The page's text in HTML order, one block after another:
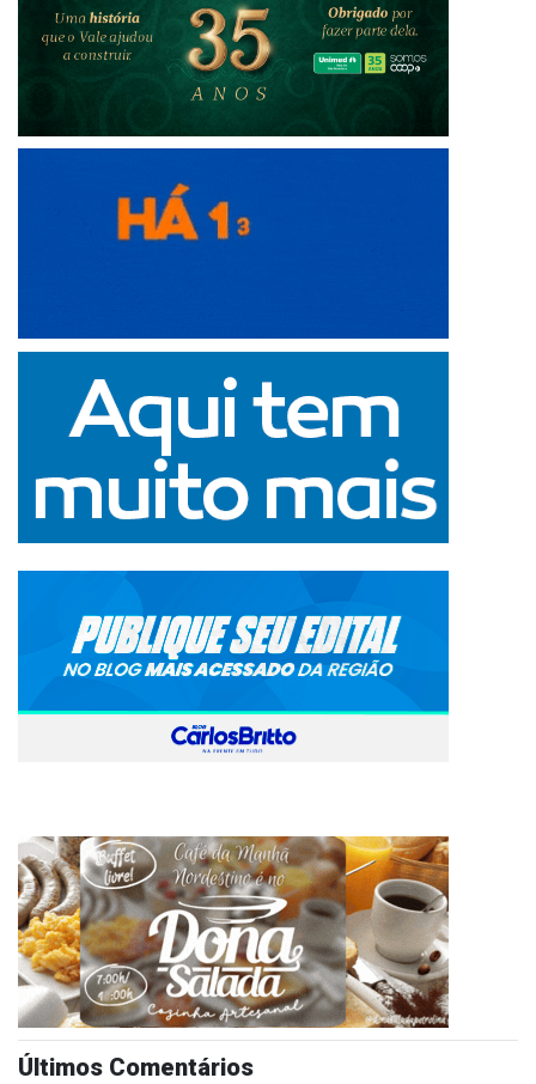
Últimos Comentários